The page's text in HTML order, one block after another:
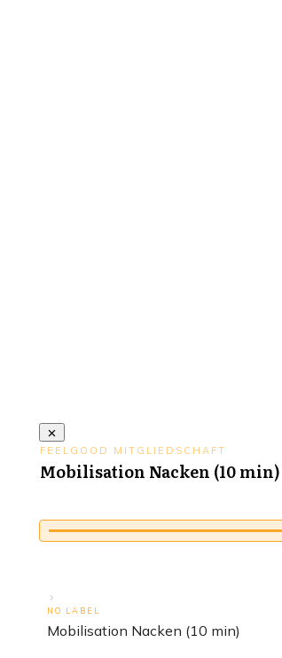
FEELGOOD MITGLIEDSCHAFT
Mobilisation Nacken (10 min)
NO LABEL
Mobilisation Nacken (10 min)